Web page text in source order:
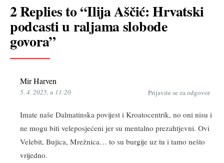
2 Replies to “Ilija Aščić: Hrvatski
podcasti u raljama slobode
govora”
Mir Harven
5. 4. 2025. u 11:20
Imate naše Dalmatinska povijest i Kroatocentrik, no oni nisu i
ne mogu biti veleposjećeni jer su mentalno prezahtjevni. Ovi
Velebit, Bujica, Mrežnica… to su burgije uz tu i tamo nešto
vrijedno.
Prijavite se za odgovor